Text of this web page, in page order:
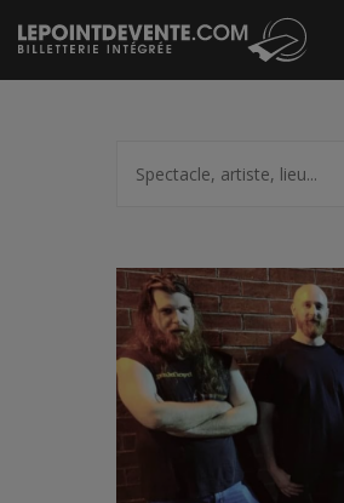
Passer
au
contenu
artiste,
lieu...